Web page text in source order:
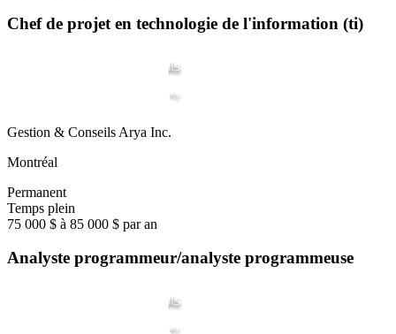
Chef de projet en technologie de l'information (ti)
Gestion & Conseils Arya Inc.
Montréal
Permanent
Temps plein
75 000 $ à 85 000 $ par an
Analyste programmeur/analyste programmeuse